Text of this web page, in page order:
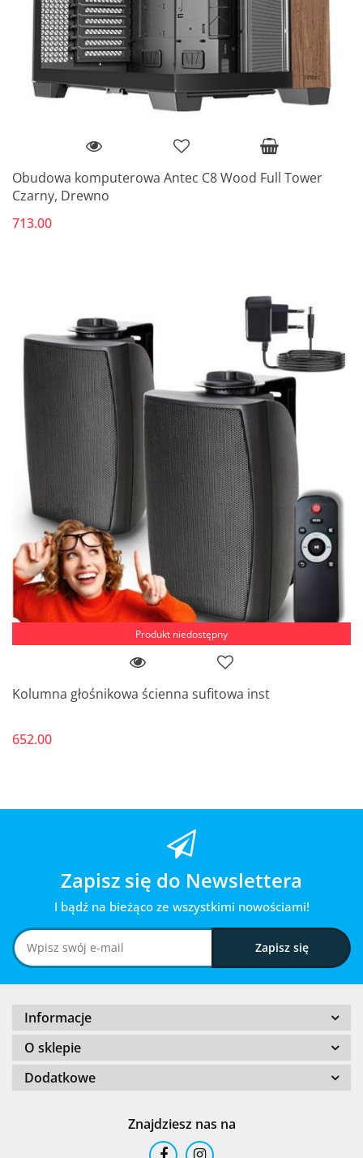
Obudowa komputerowa Antec C8 Wood Full Tower
Czarny, Drewno
713.00
Produkt niedostępny
Kolumna głośnikowa ścienna sufitowa inst
652.00
Zapisz się do Newslettera
I bądź na bieżąco ze wszystkimi nowościami!
Informacje
O sklepie
Dodatkowe
Znajdziesz nas na